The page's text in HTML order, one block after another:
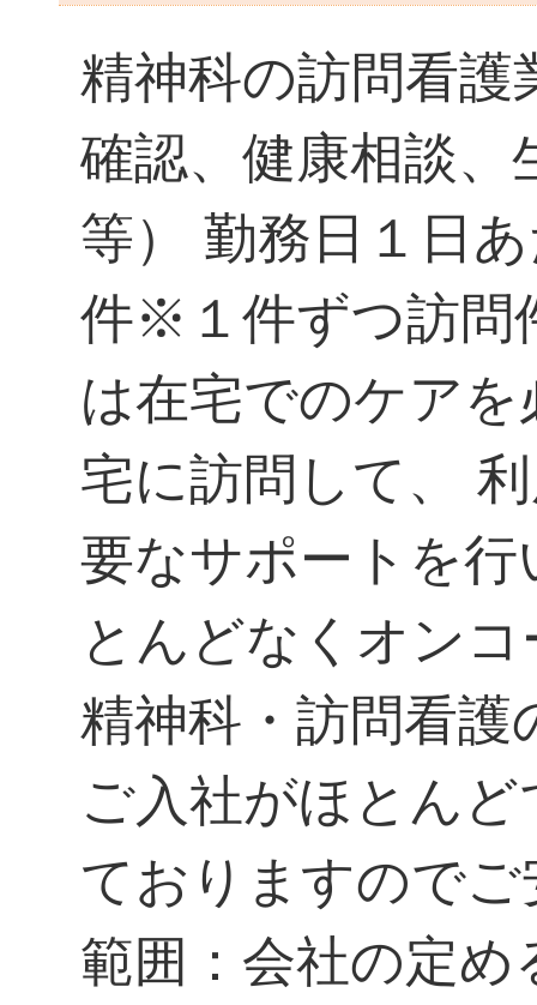
精神科の訪問看護
確認、健康相談、
等） 勤務日１日
件※１件ずつ訪問
は在宅でのケア
宅に訪問して、
要なサポートを
とんどなくオン
精神科・訪問看護
ご入社がほとん
ておりますので
範囲：会社の定